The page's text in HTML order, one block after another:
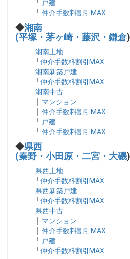
└ 戸建
└仲介手数料割引MAX
◆湘南
(平塚・茅ヶ崎・藤沢・鎌倉)
湘南土地
└仲介手数料割引MAX
湘南新築戸建
└仲介手数料割引MAX
湘南中古
├ マンション
├仲介手数料割引MAX
└ 戸建
└仲介手数料割引MAX
◆県西
(秦野・小田原・二宮・大磯)
県西土地
└仲介手数料割引MAX
県西新築戸建
└仲介手数料割引MAX
県西中古
├ マンション
├仲介手数料割引MAX
└ 戸建
└仲介手数料割引MAX